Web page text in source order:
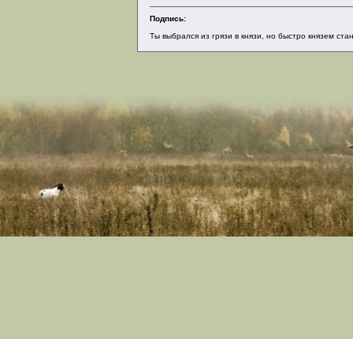
Подпись:
Ты выбрался из грязи в князи, но быстро князем